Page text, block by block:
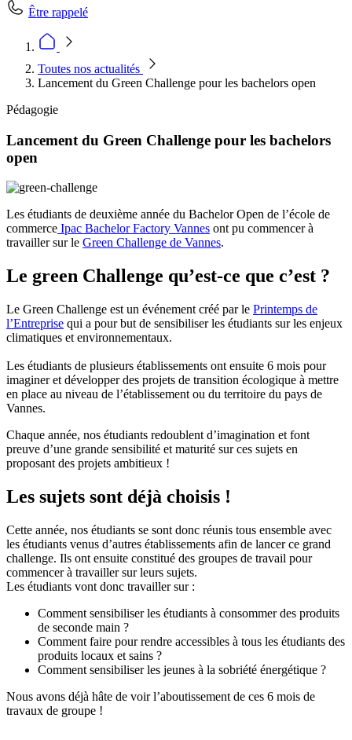
Être rappelé
Toutes nos actualités
Lancement du Green Challenge pour les bachelors open
Pédagogie
Lancement du Green Challenge pour les bachelors
open
Les étudiants de deuxième année du Bachelor Open de l’école de
commerce Ipac Bachelor Factory Vannes ont pu commencer à
travailler sur le Green Challenge de Vannes.
Le green Challenge qu’est-ce que c’est ?
Le Green Challenge est un événement créé par le Printemps de
l’Entreprise qui a pour but de sensibiliser les étudiants sur les enjeux
climatiques et environnementaux.
Les étudiants de plusieurs établissements ont ensuite 6 mois pour
imaginer et développer des projets de transition écologique à mettre
en place au niveau de l’établissement ou du territoire du pays de
Vannes.
Chaque année, nos étudiants redoublent d’imagination et font
preuve d’une grande sensibilité et maturité sur ces sujets en
proposant des projets ambitieux !
Les sujets sont déjà choisis !
Cette année, nos étudiants se sont donc réunis tous ensemble avec
les étudiants venus d’autres établissements afin de lancer ce grand
challenge. Ils ont ensuite constitué des groupes de travail pour
commencer à travailler sur leurs sujets.
Les étudiants vont donc travailler sur :
Comment sensibiliser les étudiants à consommer des produits
de seconde main ?
Comment faire pour rendre accessibles à tous les étudiants des
produits locaux et sains ?
Comment sensibiliser les jeunes à la sobriété énergétique ?
Nous avons déjà hâte de voir l’aboutissement de ces 6 mois de
travaux de groupe !